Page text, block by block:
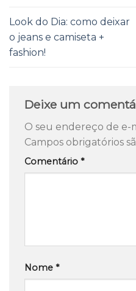
Look do Dia: como deixar
o jeans e camiseta +
fashion!
Deixe um
O seu endereço de e-
Campos obrigatórios
Comentário *
Nome *